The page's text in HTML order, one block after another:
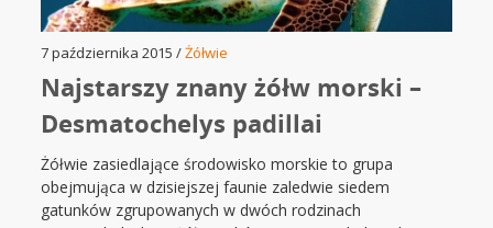
7 października 2015 /Żółwie
Najstarszy znany żółw morski –
Desmatochelys padillai
Żółwie zasiedlające środowisko morskie to grupa
obejmująca w dzisiejszej faunie zaledwie siedem
gatunków zgrupowanych w dwóch rodzinach